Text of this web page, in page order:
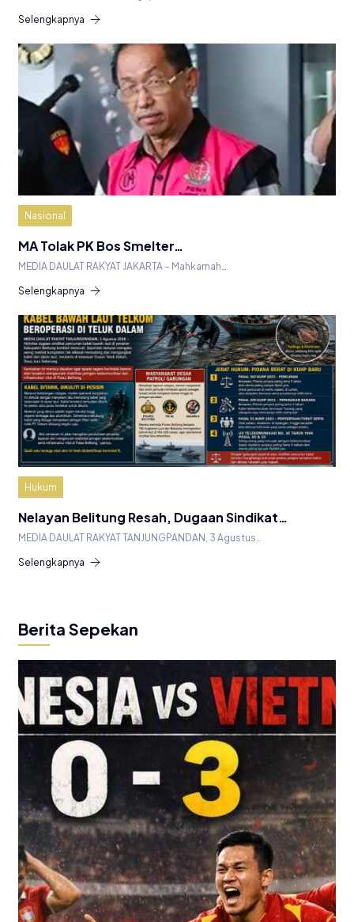
Selengkapnya
Nasional
MA Tolak PK Bos Smelter…
MEDIA DAULAT RAKYAT JAKARTA – Mahkamah…
Selengkapnya
Hukum
Nelayan Belitung Resah, Dugaan Sindikat…
MEDIA DAULAT RAKYAT TANJUNGPANDAN, 3 Agustus…
Selengkapnya
Berita Sepekan